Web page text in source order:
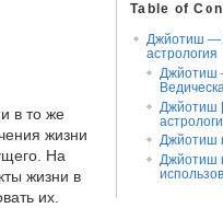
Table of
Джйотиш —
астрология
Джйотиш
Джйотиш
Джйотиш
Джйотиш
в то же
жизни
На
жизни в
их.